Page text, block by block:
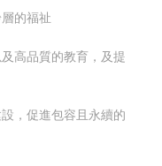
的福祉
高品質的教育，及提
，促進包容且永續的